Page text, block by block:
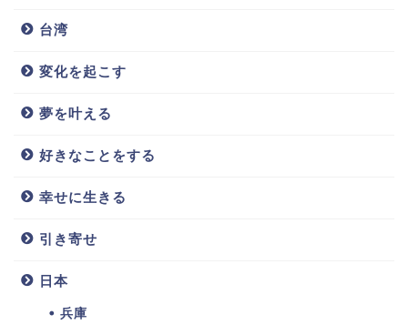
台湾
変化を起こす
夢を叶える
好きなことをする
幸せに生きる
引き寄せ
日本
兵庫